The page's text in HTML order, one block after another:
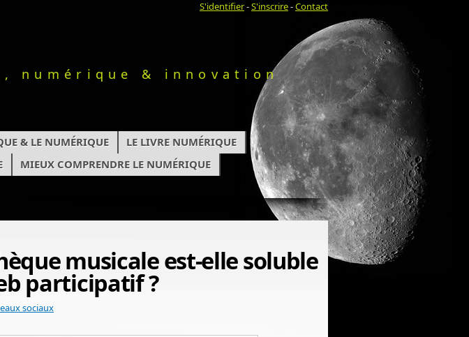
S'identifier-S'inscrire-Contact
numérique & innovation
& LE NUMÉRIQUE
LE LIVRE NUMÉRIQUE
MIEUX COMPRENDRE LE NUMÉRIQUE
musicale est-elle soluble
participatif ?
sociaux